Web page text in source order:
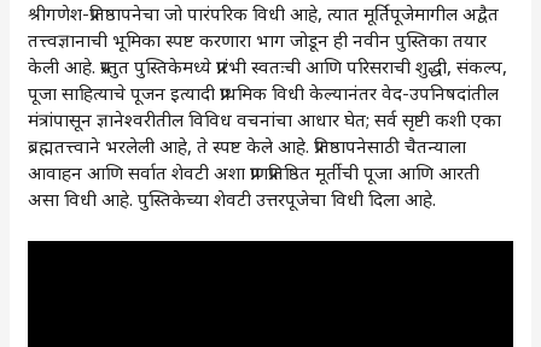
श्रीगणेश-प्रतिष्ठापनेचा जो पारंपरिक विधी आहे, त्यात मूर्तिपूजेमागील अद्वैत
तत्त्वज्ञानाची भूमिका स्पष्ट करणारा भाग जोडून ही नवीन पुस्तिका तयार
केली आहे. प्रस्तुत पुस्तिकेमध्ये प्रारंभी स्वतःची आणि परिसराची शुद्धी, संकल्प,
पूजा साहित्याचे पूजन इत्यादी प्राथमिक विधी केल्यानंतर वेद-उपनिषदांतील
मंत्रांपासून ज्ञानेश्वरीतील विविध वचनांचा आधार घेत; सर्व सृष्टी कशी एका
ब्रह्मतत्त्वाने भरलेली आहे, ते स्पष्ट केले आहे. प्रतिष्ठापनेसाठी चैतन्याला
आवाहन आणि सर्वात शेवटी अशा प्राणप्रतिष्ठित मूर्तीची पूजा आणि आरती
असा विधी आहे. पुस्तिकेच्या शेवटी उत्तरपूजेचा विधी दिला आहे.